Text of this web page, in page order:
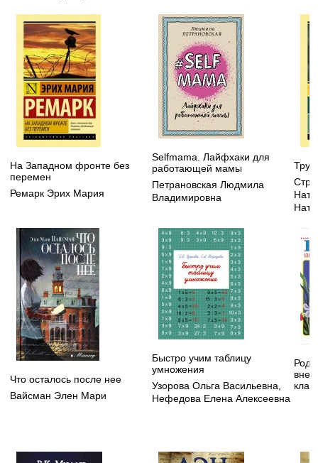
На Западном фронте без
перемен
Ремарк Эрих Мария
Selfmama. Лайфхаки для
работающей мамы
Петрановская Людмила
Владимировна
Что осталось после нее
Вайсман Элен Мари
Быстро учим таблицу
умножения
Узорова Ольга Васильевна
Нефедова Елена Алексеевна